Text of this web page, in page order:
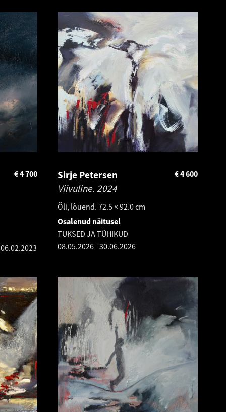
4 700
€
06.02.2023
Sirje Petersen
Viivuline. 2024
Õli, lõuend. 72.5 × 92.0 cm
4 600
€
Osalenud näitusel
TUKSED JA TÜHIKUD
08.05.2026-30.06.2026